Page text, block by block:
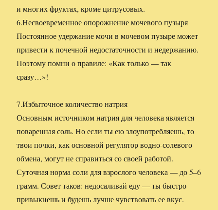
и многих фруктах, кроме цитрусовых.
6.Несвоевременное опорожнение мочевого пузыря
Постоянное удержание мочи в мочевом пузыре может
привести к почечной недостаточности и недержанию.
Поэтому помни о правиле: «Как только — так
сразу…»!
7.Избыточное количество натрия
Основным источником натрия для человека является
поваренная соль. Но если ты ею злоупотребляешь, то
твои почки, как основной регулятор водно-солевого
обмена, могут не справиться со своей работой.
Суточная норма соли для взрослого человека — до 5–6
грамм. Совет таков: недосаливай еду — ты быстро
привыкнешь и будешь лучше чувствовать ее вкус.